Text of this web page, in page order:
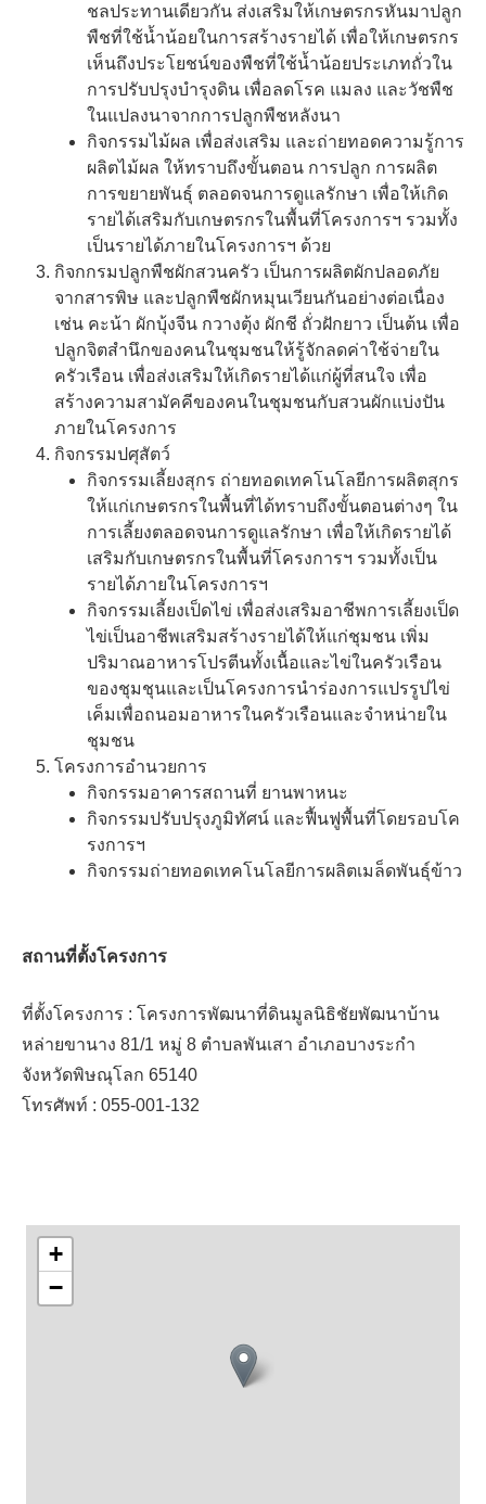
ชลประทานเดียวกัน ส่งเสริมให้เกษตรกรหันมาปลูก
พืชที่ใช้น้ำน้อยในการสร้างรายได้ เพื่อให้เกษตรกร
เห็นถึงประโยชน์ของพืชที่ใช้น้ำน้อยประเภทถั่วใน
การปรับปรุงบำรุงดิน เพื่อลดโรค แมลง และวัชพืช
ในแปลงนาจากการปลูกพืชหลังนา
กิจกรรมไม้ผล เพื่อส่งเสริม และถ่ายทอดความรู้การ
ผลิตไม้ผล ให้ทราบถึงขั้นตอน การปลูก การผลิต
การขยายพันธุ์ ตลอดจนการดูแลรักษา เพื่อให้เกิด
รายได้เสริมกับเกษตรกรในพื้นที่โครงการฯ รวมทั้ง
เป็นรายได้ภายในโครงการฯ ด้วย
กิจกกรมปลูกพืชผักสวนครัว เป็นการผลิตผักปลอดภัย
จากสารพิษ และปลูกพืชผักหมุนเวียนกันอย่างต่อเนื่อง
เช่น คะน้า ผักบุ้งจีน กวางตุ้ง ผักชี ถั่วฝักยาว เป็นต้น เพื่อ
ปลูกจิตสำนึกของคนในชุมชนให้รู้จักลดค่าใช้จ่ายใน
ครัวเรือน เพื่อส่งเสริมให้เกิดรายได้แก่ผู้ที่สนใจ เพื่อ
สร้างความสามัคคีของคนในชุมชนกับสวนผักแบ่งปัน
ภายในโครงการ
กิจกรรมปศุสัตว์
กิจกรรมเลี้ยงสุกร ถ่ายทอดเทคโนโลยีการผลิตสุกร
ให้แก่เกษตรกรในพื้นที่ได้ทราบถึงขั้นตอนต่างๆ ใน
การเลี้ยงตลอดจนการดูแลรักษา เพื่อให้เกิดรายได้
เสริมกับเกษตรกรในพื้นที่โครงการฯ รวมทั้งเป็น
รายได้ภายในโครงการฯ
กิจกรรมเลี้ยงเป็ดไข่ เพื่อส่งเสริมอาชีพการเลี้ยงเป็ด
ไข่เป็นอาชีพเสริมสร้างรายได้ให้แก่ชุมชน เพิ่ม
ปริมาณอาหารโปรตีนทั้งเนื้อและไข่ในครัวเรือน
ของชุมชุนและเป็นโครงการนำร่องการแปรรูปไข่
เค็มเพื่อถนอมอาหารในครัวเรือนและจำหน่ายใน
ชุมชน
โครงการอำนวยการ
กิจกรรมอาคารสถานที่ ยานพาหนะ
กิจกรรมปรับปรุงภูมิทัศน์ และฟื้นฟูพื้นที่โดยรอบโค
รงการฯ
กิจกรรมถ่ายทอดเทคโนโลยีการผลิตเมล็ดพันธุ์ข้าว
สถานที่ตั้งโครงการ
ที่ตั้งโครงการ : โครงการพัฒนาที่ดินมูลนิธิชัยพัฒนาบ้าน
หล่ายขานาง 81/1 หมู่ 8 ตำบลพันเสา อำเภอบางระกำ
จังหวัดพิษณุโลก 65140
โทรศัพท์ : 055-001-132
+
−